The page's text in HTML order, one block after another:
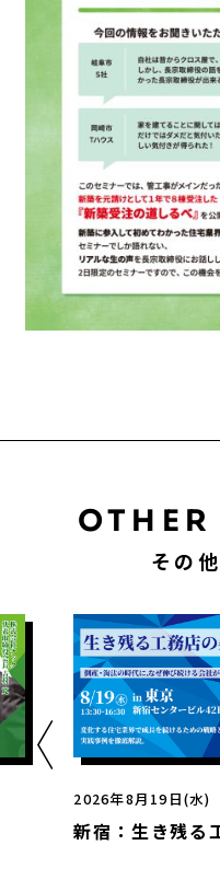
その
2026
名
〇